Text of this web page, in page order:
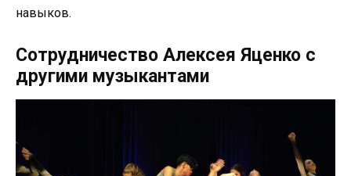
навыков.
Сотрудничество Алексея Яценко с
другими музыкантами